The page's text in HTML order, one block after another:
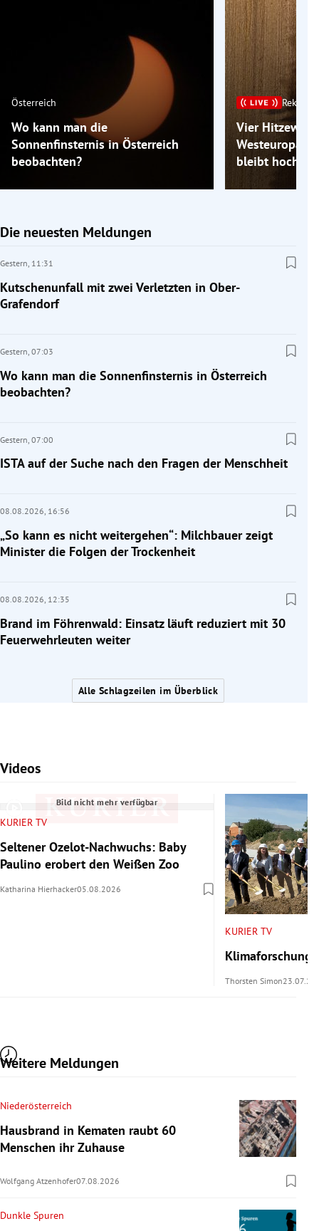
Österreich
Wo kann man die
Sonnenfinsternis in Österreich
beobachten?
Vier
Westeuropa
bleibt
Die neuesten Meldungen
Gestern, 11:31
Kutschenunfall mit zwei Verletzten in Ober-
Grafendorf
Gestern, 07:03
Wo kann man die Sonnenfinsternis in Österreich
beobachten?
Gestern, 07:00
ISTA auf der Suche nach den Fragen der Menschheit
08.08.2026, 16:56
„So kann es nicht weitergehen“: Milchbauer zeigt
Minister die Folgen der Trockenheit
08.08.2026, 12:35
Brand im Föhrenwald: Einsatz läuft reduziert mit 30
Feuerwehrleuten weiter
Alle Schlagzeilen im Überblick
Videos
Slide 1 von 7
Bild nicht mehr verfügbar
KURIER TV
Seltener Ozelot-Nachwuchs: Baby
Paulino erobert den Weißen Zoo
Katharina Hierhacker05.08.2026
KURIER TV
Klimaforschung
Thorsten Simon
Weitere Meldungen
Niederösterreich
Hausbrand in Kematen raubt 60
Menschen ihr Zuhause
Wolfgang Atzenhofer07.08.2026
Dunkle Spuren